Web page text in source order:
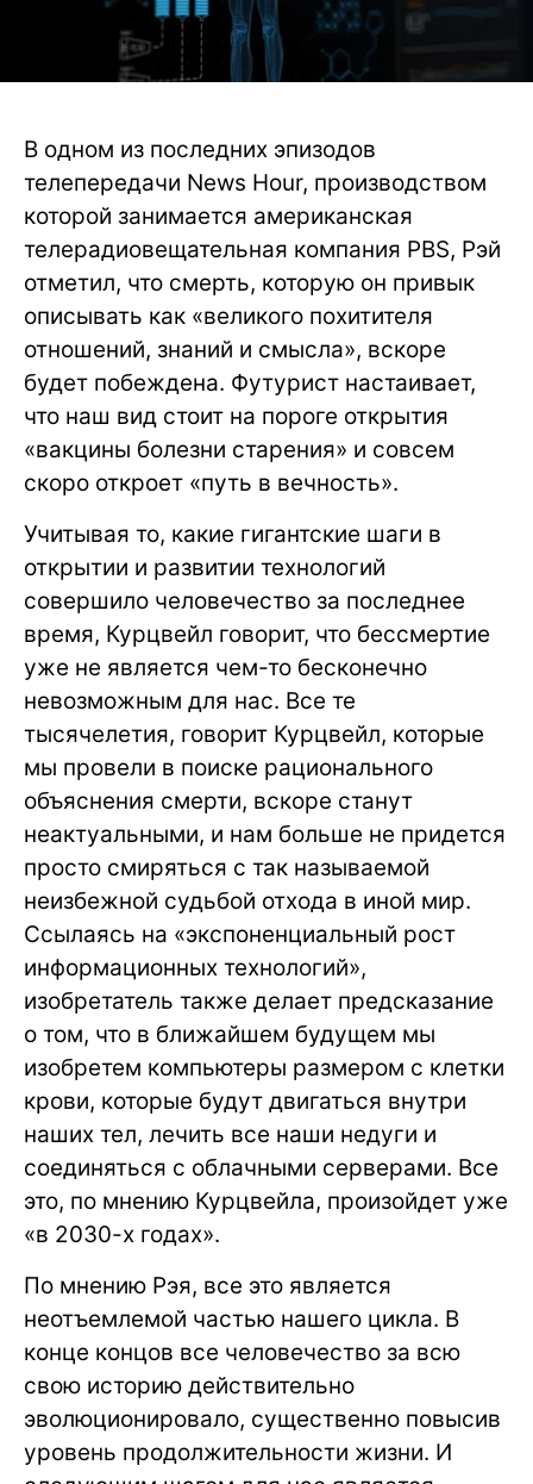
В одном из последних эпизодов
телепередачи News Hour, производством
которой занимается американская
телерадиовещательная компания PBS, Рэй
отметил, что смерть, которую он привык
описывать как «великого похитителя
отношений, знаний и смысла», вскоре
будет побеждена. Футурист настаивает,
что наш вид стоит на пороге открытия
«вакцины болезни старения» и совсем
скоро откроет «путь в вечность».
Учитывая то, какие гигантские шаги в
открытии и развитии технологий
совершило человечество за последнее
время, Курцвейл говорит, что бессмертие
уже не является чем-то бесконечно
невозможным для нас. Все те
тысячелетия, говорит Курцвейл, которые
мы провели в поиске рационального
объяснения смерти, вскоре станут
неактуальными, и нам больше не придется
просто смиряться с так называемой
неизбежной судьбой отхода в иной мир.
Ссылаясь на «экспоненциальный рост
информационных технологий»,
изобретатель также делает предсказание
о том, что в ближайшем будущем мы
изобретем компьютеры размером с клетки
крови, которые будут двигаться внутри
наших тел, лечить все наши недуги и
соединяться с облачными серверами. Все
это, по мнению Курцвейла, произойдет уже
«в 2030-х годах».
По мнению Рэя, все это является
неотъемлемой частью нашего цикла. В
конце концов все человечество за всю
свою историю действительно
эволюционировало, существенно повысив
уровень продолжительности жизни. И